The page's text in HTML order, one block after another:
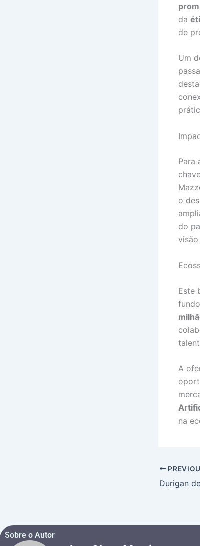
da
de
Um
Para
o
do
Este
A
na
Sobre o Autor